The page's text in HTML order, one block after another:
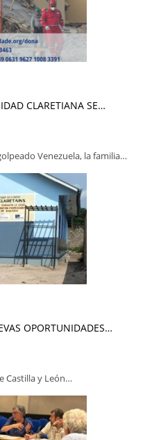
CLARETIANA SE…
Venezuela, la familia…
OPORTUNIDADES…
Castilla y León…